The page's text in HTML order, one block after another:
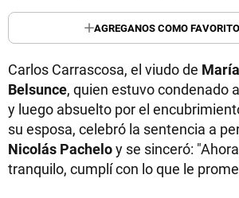
AGREGANOS COMO
Carlos Carrascosa, el viudo de
Belsunce, quien estuvo condenado
y luego absuelto por el
su esposa, celebró la sentencia a
Nicolás Pacheloy se sinceró:
tranquilo, cumplí con lo que le